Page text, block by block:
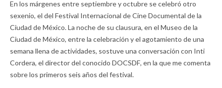
En los márgenes entre septiembre y octubre se celebró otro
sexenio, el del Festival Internacional de Cine Documental de la
Ciudad de México. La noche de su clausura, en el Museo de la
Ciudad de México, entre la celebración y el agotamiento de una
semana llena de actividades, sostuve una conversación con Inti
Cordera, el director del conocido DOCSDF, en la que me comenta
sobre los primeros seis años del festival.